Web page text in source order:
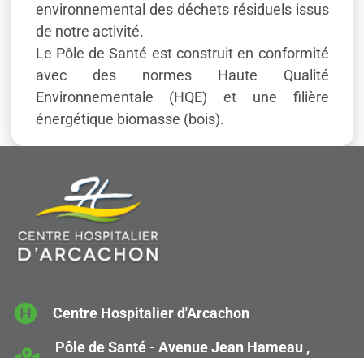
environnemental des déchets résiduels issus
de notre activité.
Le Pôle de Santé est construit en conformité
avec des normes Haute Qualité
Environnementale (HQE) et une filière
énergétique biomasse (bois).
Centre Hospitalier d'Arcachon
Pôle de Santé - Avenue Jean Hameau ,